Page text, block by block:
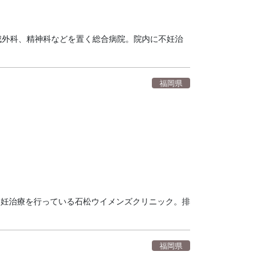
科、精神科などを置く総合病院。院内に不妊治
福岡県
治療を行っている石松ウイメンズクリニック。排
福岡県